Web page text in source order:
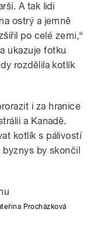
A tak lidi
ostrý a jemně
po celé zemi,“
ukazuje fotku
rozdělila kotlík
i za hranice
a Kanadě.
kotlík s pálivostí
by skončil
Procházková